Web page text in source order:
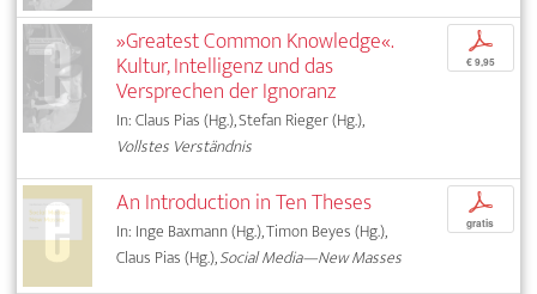
»Greatest Common Knowledge«.
Kultur, Intelligenz und das
Versprechen der Ignoranz
In: Claus Pias (Hg.), Stefan Rieger (Hg.),
Vollstes Verständnis
p
€ 9,95
An Introduction in Ten Theses
In: Inge Baxmann (Hg.), Timon Beyes (Hg.),
Claus Pias (Hg.),Social Media—New Masses
p
gratis